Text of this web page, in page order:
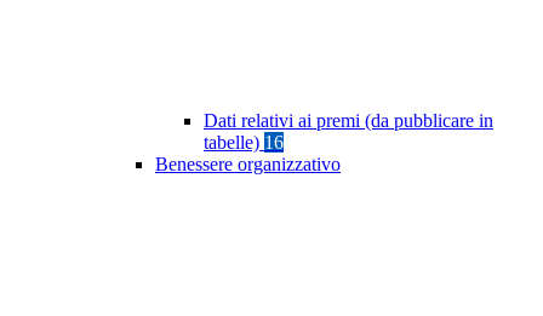
Dati relativi ai premi (da pubblicare in
tabelle) 16
Benessere organizzativo